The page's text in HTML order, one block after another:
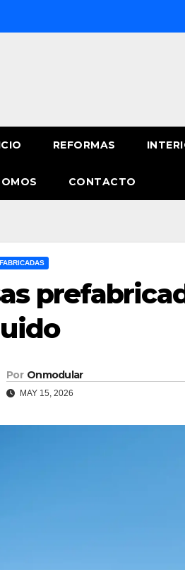
REFORMAS
CONTACTO
Por Onmodular
MAY 15, 2026